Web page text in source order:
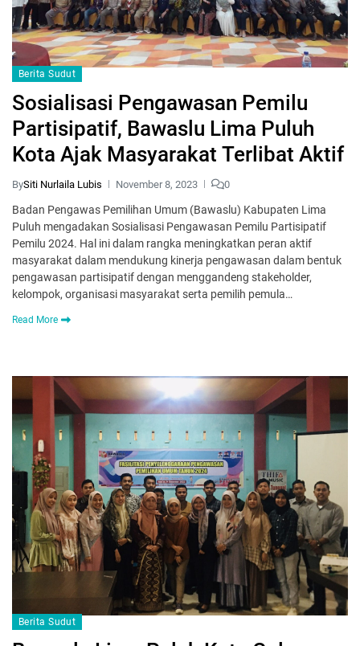
Berita Sudut
Sosialisasi Pengawasan Pemilu
Partisipatif, Bawaslu Lima Puluh
Kota Ajak Masyarakat Terlibat Aktif
BySiti Nurlaila Lubis November 8, 2023 0
Badan Pengawas Pemilihan Umum (Bawaslu) Kabupaten Lima
Puluh mengadakan Sosialisasi Pengawasan Pemilu Partisipatif
Pemilu 2024. Hal ini dalam rangka meningkatkan peran aktif
masyarakat dalam mendukung kinerja pengawasan dalam bentuk
pengawasan partisipatif dengan menggandeng stakeholder,
kelompok, organisasi masyarakat serta pemilih pemula…
Read More
Berita Sudut